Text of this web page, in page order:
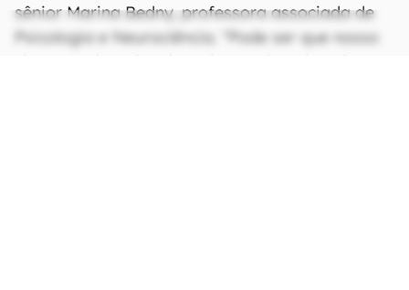
sênior Marina Bedny, professora associada de
Psicologia e Neurociência. "Pode ser que nosso
sistema educacional esteja errado e deveríamos